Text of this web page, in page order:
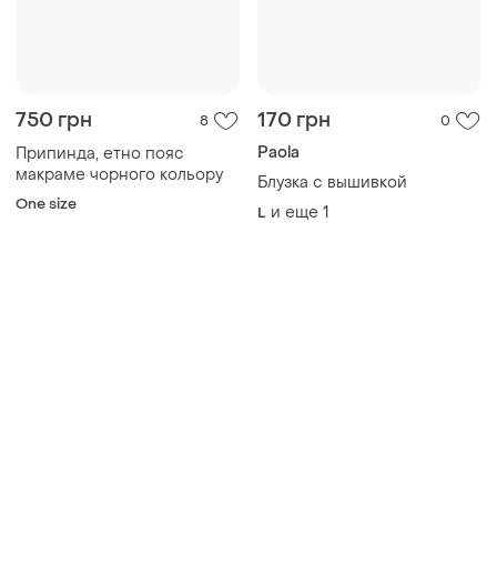
750 грн 8
Припинда, етно пояс
макраме чорного кольору
One size
170 грн 0
Paola
Блузка с вышивкой
L и еще 1